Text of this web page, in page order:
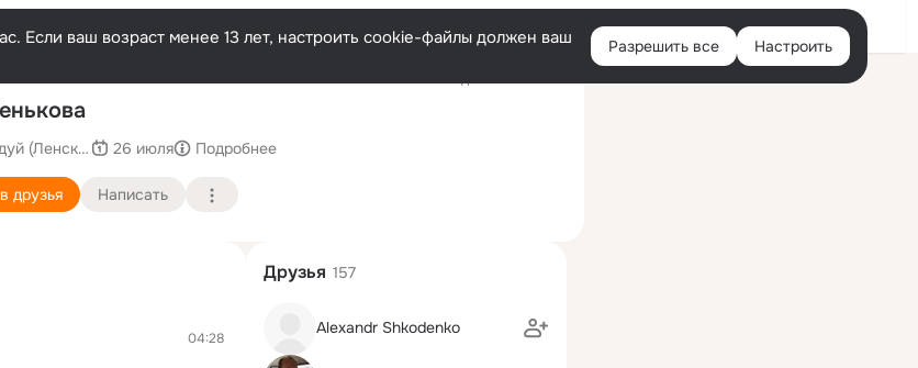
Войти
Если ваш возраст менее 13 лет, настроить cookie-файлы должен ваш
Разрешить все Настроить
(Ленский у) 26 июля Подробнее
друзья Написать
04:28
Друзья 157
Alexandr Shkodenko